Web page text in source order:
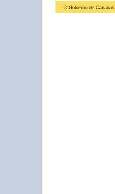
© Gobierno de Canarias